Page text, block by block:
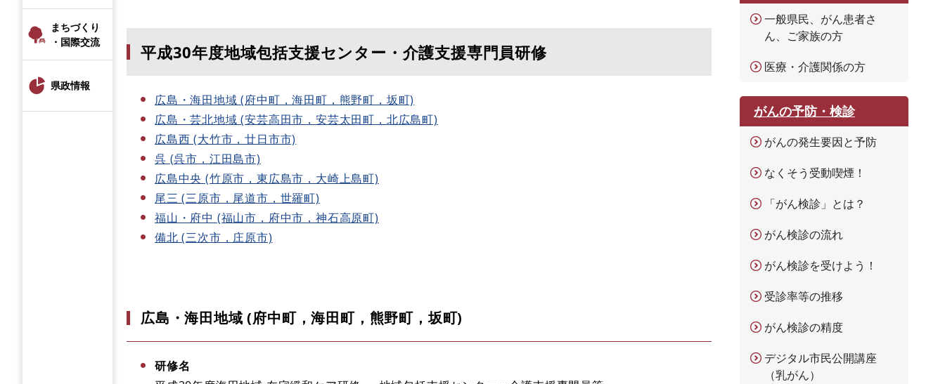
まちづくり
・国際交流
県政情報
平成30年度地域包括支援センター・介護支援専門員研修
広島・海田地域 (府中町，海田町，熊野町，坂町)
広島・芸北地域 (安芸高田市，安芸太田町，北広島町)
広島西 (大竹市，廿日市市)
呉 (呉市，江田島市)
広島中央 (竹原市，東広島市，大崎上島町)
尾三 (三原市，尾道市，世羅町)
福山・府中 (福山市，府中市，神石高原町)
備北 (三次市，庄原市)
広島・海田地域 (府中町，海田町，熊野町，坂町)
研修名
一般県民、がん患者さ
ん、ご家族の方
医療・介護関係の方
がんの予防・検診
がんの発生要因と予防
なくそう受動喫煙！
「がん検診」とは？
がん検診の流れ
がん検診を受けよう！
受診率等の推移
がん検診の精度
デジタル市民公開講座
（乳がん）